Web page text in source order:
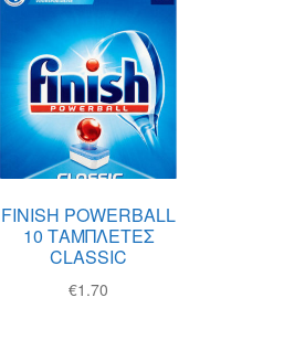
FINISH POWERBALL
10 ΤΑΜΠΛΕΤΕΣ
CLASSIC
€1.70